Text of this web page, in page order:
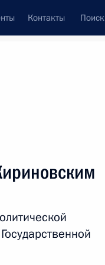
Контакты Поиск